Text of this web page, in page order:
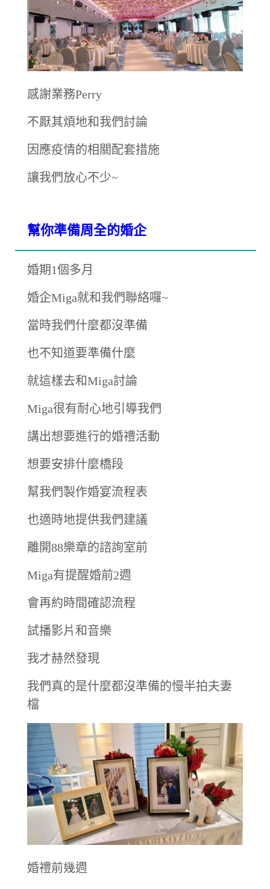
感謝業務Perry
不厭其煩地和我們討論
因應疫情的相關配套措施
讓我們放心不少~
幫你準備周全的婚企
婚期1個多月
婚企Miga就和我們聯絡囉~
當時我們什麼都沒準備
也不知道要準備什麼
就這樣去和Miga討論
Miga很有耐心地引導我們
講出想要進行的婚禮活動
想要安排什麼橋段
幫我們製作婚宴流程表
也適時地提供我們建議
離開88樂章的諮詢室前
Miga有提醒婚前2週
會再約時間確認流程
試播影片和音樂
我才赫然發現
我們真的是什麼都沒準備的慢半拍夫妻
檔
婚禮前幾週